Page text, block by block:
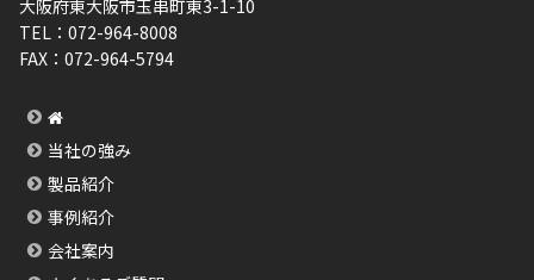
大阪府東大阪市玉串町東3-1-10
TEL： 072-964-8008
FAX： 072-964-5794
当社の強み
製品紹介
事例紹介
会社案内